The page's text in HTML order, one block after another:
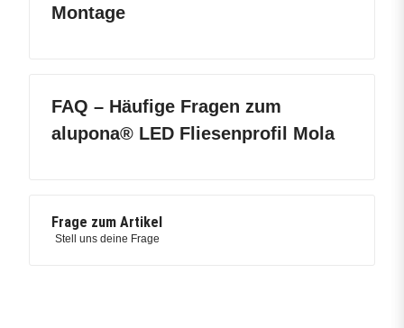
Montage
FAQ – Häufige Fragen zum
alupona® LED Fliesenprofil Mola
Frage zum Artikel
Stell uns deine Frage